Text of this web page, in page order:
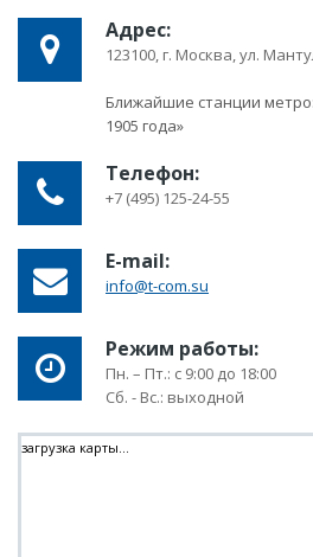
Адрес:
123100, г. Москва, ул.
Ближайшие станции
1905 года»
Телефон:
+7 (495) 125-24-55
E-mail:
info@t-com.su
Режим работы:
Пн. – Пт.: с 9:00 до 18:00
Сб. - Вс.: выходной
загрузка карты...